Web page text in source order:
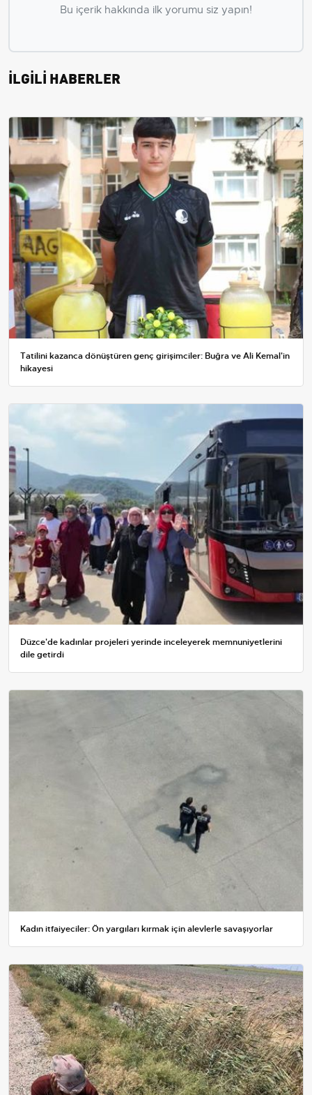
Bu içerik hakkında ilk yorumu siz yapın!
İLGİLİ HABERLER
Tatilini kazanca dönüştüren genç girişimciler: Buğra ve Ali Kemal'in
hikayesi
Düzce'de kadınlar projeleri yerinde inceleyerek memnuniyetlerini
dile getirdi
Kadın itfaiyeciler: Ön yargıları kırmak için alevlerle savaşıyorlar